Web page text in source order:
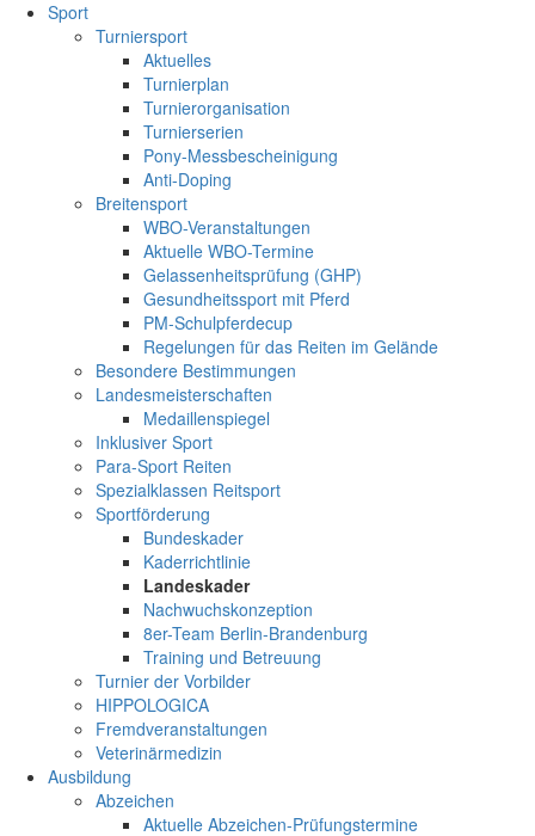
Sport
Turniersport
Aktuelles
Turnierplan
Turnierorganisation
Turnierserien
Pony-Messbescheinigung
Anti-Doping
Breitensport
WBO-Veranstaltungen
Aktuelle WBO-Termine
Gelassenheitsprüfung (GHP)
Gesundheitssport mit Pferd
PM-Schulpferdecup
Regelungen für das Reiten im Gelände
Besondere Bestimmungen
Landesmeisterschaften
Medaillenspiegel
Inklusiver Sport
Para-Sport Reiten
Spezialklassen Reitsport
Sportförderung
Bundeskader
Kaderrichtlinie
Landeskader
Nachwuchskonzeption
8er-Team Berlin-Brandenburg
Training und Betreuung
Turnier der Vorbilder
HIPPOLOGICA
Fremdveranstaltungen
Veterinärmedizin
Ausbildung
Abzeichen
Aktuelle Abzeichen-Prüfungstermine